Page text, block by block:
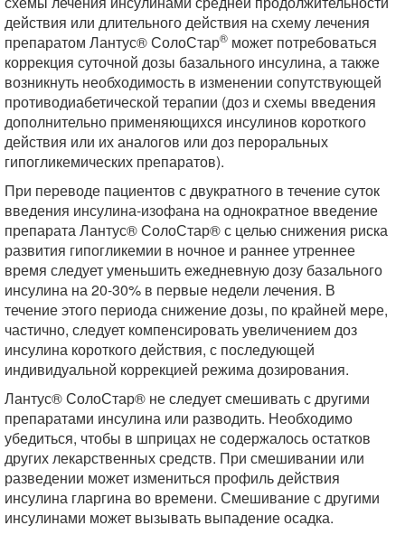
действия или длительного действия на схему лечения
препаратом Лантус® СолоСтар® может потребоваться
коррекция суточной дозы базального инсулина, а также
возникнуть необходимость в изменении сопутствующей
противодиабетической терапии (доз и схемы введения
дополнительно применяющихся инсулинов короткого
действия или их аналогов или доз пероральных
гипогликемических препаратов).
При переводе пациентов с двукратного в течение суток
введения инсулина-изофана на однократное введение
препарата Лантус® СолоСтар® с целью снижения риска
развития гипогликемии в ночное и раннее утреннее
время следует уменьшить ежедневную дозу базального
инсулина на 20-30% в первые недели лечения. В
течение этого периода снижение дозы, по крайней мере,
частично, следует компенсировать увеличением доз
инсулина короткого действия, с последующей
индивидуальной коррекцией режима дозирования.
Лантус® СолоСтар® не следует смешивать с другими
препаратами инсулина или разводить. Необходимо
убедиться, чтобы в шприцах не содержалось остатков
других лекарственных средств. При смешивании или
разведении может измениться профиль действия
инсулина гларгина во времени. Смешивание с другими
инсулинами может вызывать выпадение осадка.